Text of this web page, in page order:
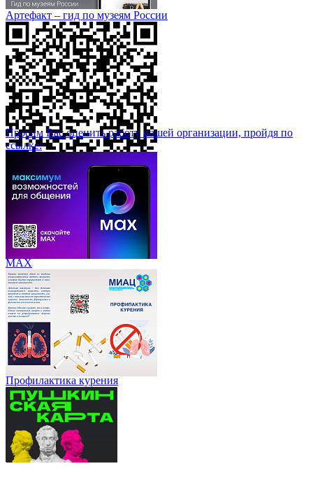
Артефакт – гид по музеям России
Просим Вас оценить работу нашей организации, пройдя по
ссылке:
МАХ
Профилактика курения